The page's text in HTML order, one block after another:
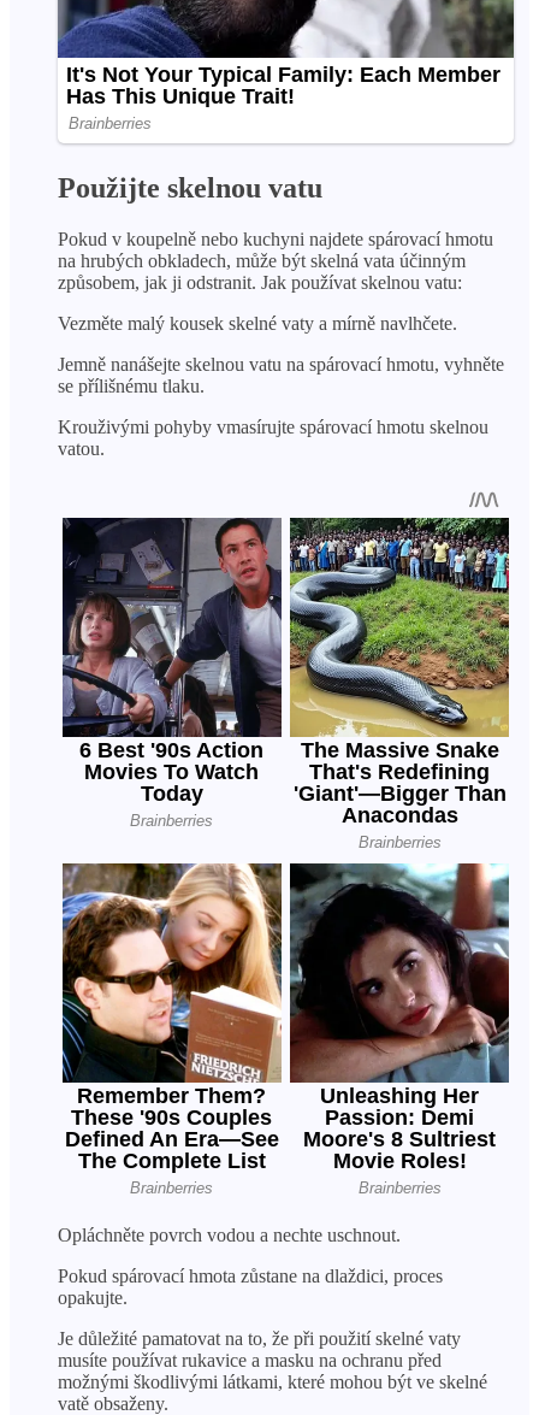
Použijte skelnou vatu
Pokud v koupelně nebo kuchyni najdete spárovací hmotu
na hrubých obkladech, může být skelná vata účinným
způsobem, jak ji odstranit. Jak používat skelnou vatu:
Vezměte malý kousek skelné vaty a mírně navlhčete.
Jemně nanášejte skelnou vatu na spárovací hmotu, vyhněte
se přílišnému tlaku.
Krouživými pohyby vmasírujte spárovací hmotu skelnou
vatou.
Opláchněte povrch vodou a nechte uschnout.
Pokud spárovací hmota zůstane na dlaždici, proces
opakujte.
Je důležité pamatovat na to, že při použití skelné vaty
musíte používat rukavice a masku na ochranu před
možnými škodlivými látkami, které mohou být ve skelné
vatě obsaženy.